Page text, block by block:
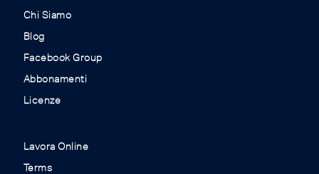
Chi Siamo
Blog
Facebook Group
Abbonamenti
Licenze
Lavora Online
Terms